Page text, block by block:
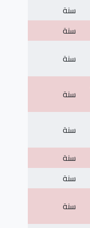
سنة
سنة
سنة
سنة
سنة
سنة
سنة
سنة